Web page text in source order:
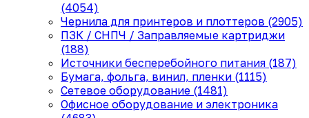
(4054)
Чернила для принтеров и плоттеров (2905)
ПЗК / СНПЧ / Заправляемые картриджи
(188)
Источники бесперебойного питания (187)
Бумага, фольга, винил, пленки (1115)
Сетевое оборудование (1481)
Офисное оборудование и электроника